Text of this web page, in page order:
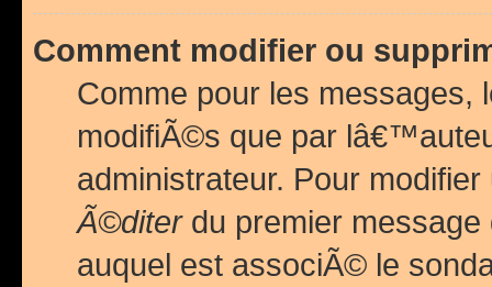
Comment modifier ou
Comme pour les messages,
modifiÃ©s que par
administrateur. Pour
Ã©diterdu premier
auquel est associÃ© le